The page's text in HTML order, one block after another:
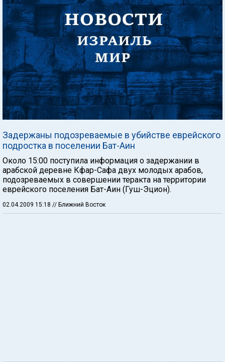
Задержаны подозреваемые в убийстве еврейского
подростка в поселении Бат-Аин
Около 15:00 поступила информация о задержании в
арабской деревне Кфар-Сафа двух молодых арабов,
подозреваемых в совершении теракта на территории
еврейского поселения Бат-Аин (Гуш-Эцион).
02.04.2009 15:18 // Ближний Восток